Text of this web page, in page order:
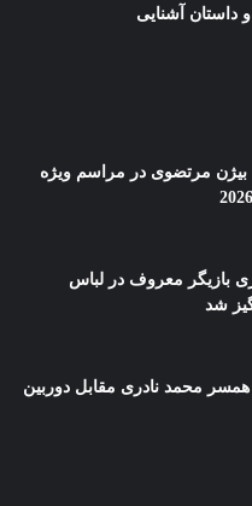
و داستان آشنایی
بیژن مرتضوی در مراسم ویژه
بازیگر معروف در لباس
شد
محمد نادری مقابل دوربین